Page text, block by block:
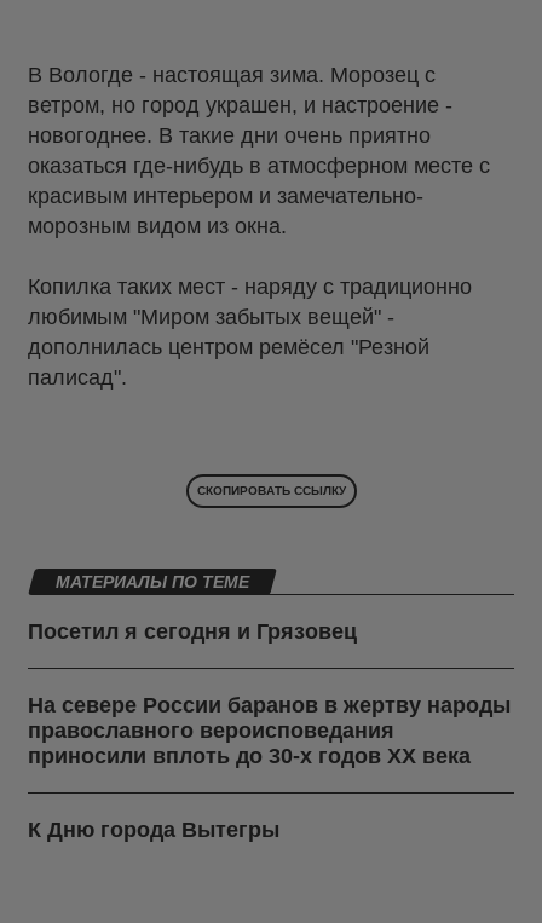
В Вологде - настоящая зима. Морозец с
ветром, но город украшен, и настроение -
новогоднее. В такие дни очень приятно
оказаться где-нибудь в атмосферном месте с
красивым интерьером и замечательно-
морозным видом из окна.
Копилка таких мест - наряду с традиционно
любимым "Миром забытых вещей" -
дополнилась центром ремёсел "Резной
палисад".
СКОПИРОВАТЬ ССЫЛКУ
МАТЕРИАЛЫ ПО ТЕМЕ
Посетил я сегодня и Грязовец
На севере России баранов в жертву народы
православного вероисповедания
приносили вплоть до 30-х годов ХХ века
К Дню города Вытегры